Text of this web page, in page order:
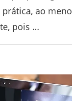
ao
pois …